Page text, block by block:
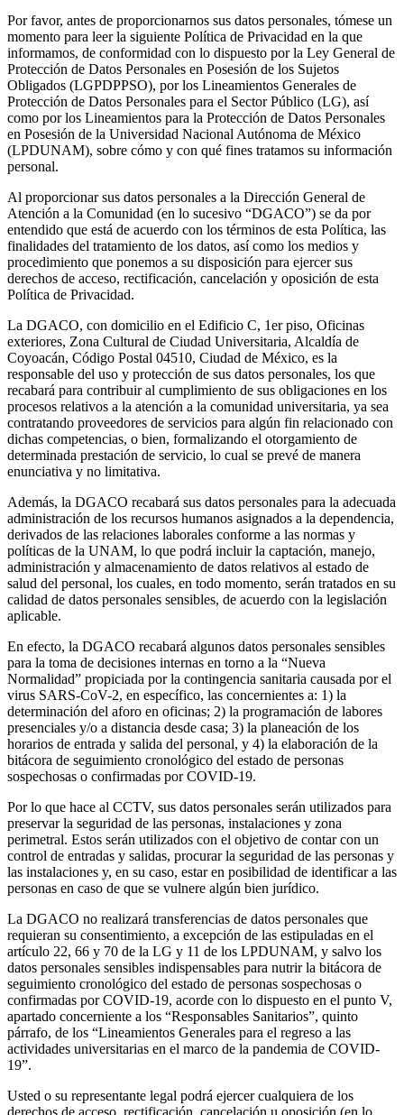
Por favor, antes de proporcionarnos sus datos personales, tómese un
momento para leer la siguiente Política de Privacidad en la que
informamos, de conformidad con lo dispuesto por la Ley General de
Protección de Datos Personales en Posesión de los Sujetos
Obligados (LGPDPPSO), por los Lineamientos Generales de
Protección de Datos Personales para el Sector Público (LG), así
como por los Lineamientos para la Protección de Datos Personales
en Posesión de la Universidad Nacional Autónoma de México
(LPDUNAM), sobre cómo y con qué fines tratamos su información
personal.
Al proporcionar sus datos personales a la Dirección General de
Atención a la Comunidad (en lo sucesivo “DGACO”) se da por
entendido que está de acuerdo con los términos de esta Política, las
finalidades del tratamiento de los datos, así como los medios y
procedimiento que ponemos a su disposición para ejercer sus
derechos de acceso, rectificación, cancelación y oposición de esta
Política de Privacidad.
La DGACO, con domicilio en el Edificio C, 1er piso, Oficinas
exteriores, Zona Cultural de Ciudad Universitaria, Alcaldía de
Coyoacán, Código Postal 04510, Ciudad de México, es la
responsable del uso y protección de sus datos personales, los que
recabará para contribuir al cumplimiento de sus obligaciones en los
procesos relativos a la atención a la comunidad universitaria, ya sea
contratando proveedores de servicios para algún fin relacionado con
dichas competencias, o bien, formalizando el otorgamiento de
determinada prestación de servicio, lo cual se prevé de manera
enunciativa y no limitativa.
Además, la DGACO recabará sus datos personales para la adecuada
administración de los recursos humanos asignados a la dependencia,
derivados de las relaciones laborales conforme a las normas y
políticas de la UNAM, lo que podrá incluir la captación, manejo,
administración y almacenamiento de datos relativos al estado de
salud del personal, los cuales, en todo momento, serán tratados en su
calidad de datos personales sensibles, de acuerdo con la legislación
aplicable.
En efecto, la DGACO recabará algunos datos personales sensibles
para la toma de decisiones internas en torno a la “Nueva
Normalidad” propiciada por la contingencia sanitaria causada por el
virus SARS-CoV-2, en específico, las concernientes a: 1) la
determinación del aforo en oficinas; 2) la programación de labores
presenciales y/o a distancia desde casa; 3) la planeación de los
horarios de entrada y salida del personal, y 4) la elaboración de la
bitácora de seguimiento cronológico del estado de personas
sospechosas o confirmadas por COVID-19.
Por lo que hace al CCTV, sus datos personales serán utilizados para
preservar la seguridad de las personas, instalaciones y zona
perimetral. Estos serán utilizados con el objetivo de contar con un
control de entradas y salidas, procurar la seguridad de las personas y
las instalaciones y, en su caso, estar en posibilidad de identificar a las
personas en caso de que se vulnere algún bien jurídico.
La DGACO no realizará transferencias de datos personales que
requieran su consentimiento, a excepción de las estipuladas en el
artículo 22, 66 y 70 de la LG y 11 de los LPDUNAM, y salvo los
datos personales sensibles indispensables para nutrir la bitácora de
seguimiento cronológico del estado de personas sospechosas o
confirmadas por COVID-19, acorde con lo dispuesto en el punto V,
apartado concerniente a los “Responsables Sanitarios”, quinto
párrafo, de los “Lineamientos Generales para el regreso a las
actividades universitarias en el marco de la pandemia de COVID-
19”.
Usted o su representante legal podrá ejercer cualquiera de los